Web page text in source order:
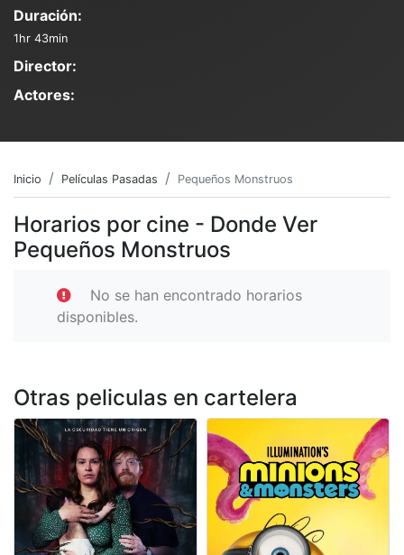
Duración:
1hr 43min
Director:
Actores:
Inicio Películas Pasadas Pequeños Monstruos
Horarios por cine - Donde Ver
Pequeños Monstruos
No se han encontrado horarios
disponibles.
Otras peliculas en cartelera